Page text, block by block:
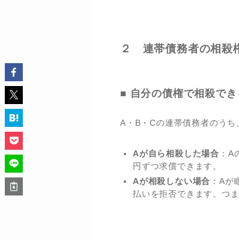
２ 連帯債務者の相殺
■ 自分の債権で相殺で
A・B・Cの連帯債務者のう
Aが自ら相殺した場合 ：
円ずつ求償できます。
Aが相殺しない場合 ：A
払いを拒否できます。つ